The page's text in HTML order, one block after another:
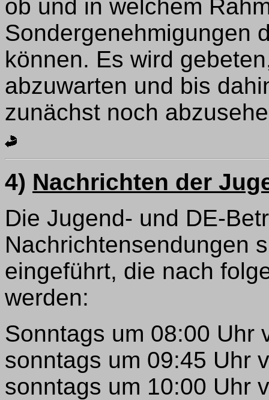
ob und in welchem
Sondergenehmigungen
können. Es wird
abzuwarten und bis
zunächst noch
4) Nachrichten der
Die Jugend- und DE-
Nachrichtensendungen
eingeführt, die nach
werden:
Sonntags um 08:00 Uhr
sonntags um 09:45 Uhr
sonntags um 10:00 Uhr